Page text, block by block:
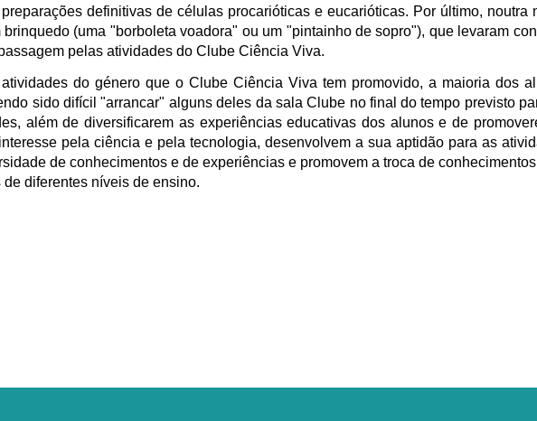
definitivas de células procarióticas e eucarióticas. Por último, noutra
(uma "borboleta voadora" ou um "pintainho de sopro"), que levaram
pelas atividades do Clube Ciência Viva.
do género que o Clube Ciência Viva tem promovido, a maioria dos
sido difícil "arrancar" alguns deles da sala Clube no final do tempo previsto
além de diversificarem as experiências educativas dos alunos e de
pela ciência e pela tecnologia, desenvolvem a sua aptidão para as
de conhecimentos e de experiências e promovem a troca de
diferentes níveis de ensino.